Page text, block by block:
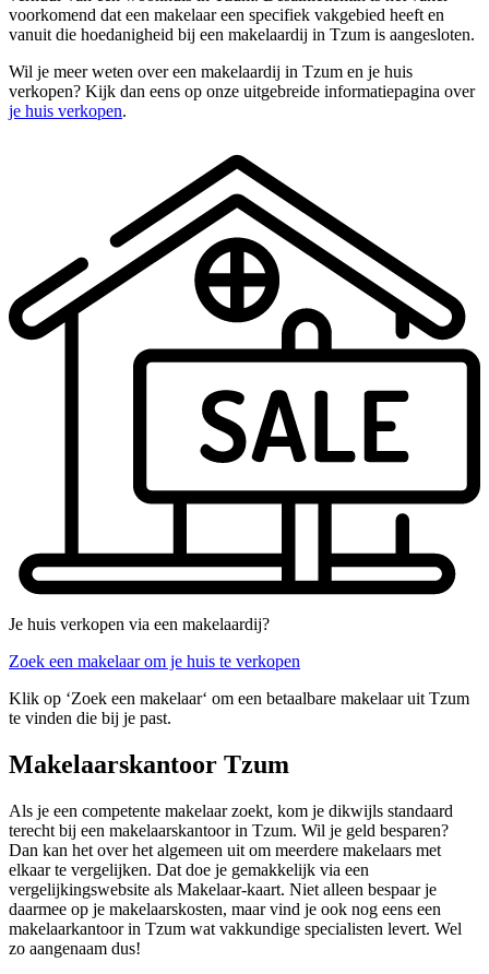
voorkomend dat een makelaar een specifiek vakgebied heeft en
vanuit die hoedanigheid bij een makelaardij in Tzum is aangesloten.
Wil je meer weten over een makelaardij in Tzum en je huis
verkopen? Kijk dan eens op onze uitgebreide informatiepagina over
je huis verkopen.
Je huis verkopen via een makelaardij?
Zoek een makelaar om je huis te verkopen
Klik op ‘Zoek een makelaar‘ om een betaalbare makelaar uit Tzum
te vinden die bij je past.
Makelaarskantoor Tzum
Als je een competente makelaar zoekt, kom je dikwijls standaard
terecht bij een makelaarskantoor in Tzum. Wil je geld besparen?
Dan kan het over het algemeen uit om meerdere makelaars met
elkaar te vergelijken. Dat doe je gemakkelijk via een
vergelijkingswebsite als Makelaar-kaart. Niet alleen bespaar je
daarmee op je makelaarskosten, maar vind je ook nog eens een
makelaarkantoor in Tzum wat vakkundige specialisten levert. Wel
zo aangenaam dus!